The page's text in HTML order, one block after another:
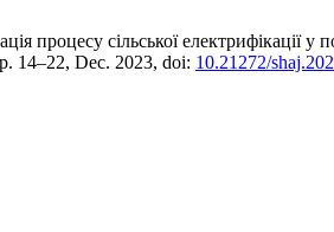
процесу сільської електрифікації
14–22, Dec. 2023, doi: 10.21272/